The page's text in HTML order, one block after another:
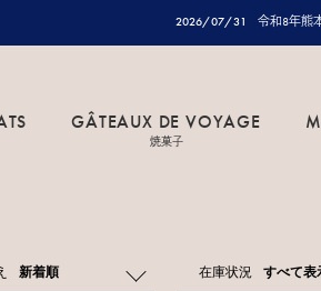
2026/07/31 令和8年熊
GÂTEAUX DE VOYAGE
焼菓子
新着順 在庫状況 すべて表